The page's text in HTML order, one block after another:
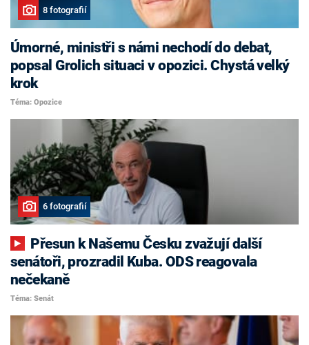
8 fotografií
Úmorné, ministři s námi nechodí do debat,
popsal Grolich situaci v opozici. Chystá velký
krok
Téma: Opozice
6 fotografií
senátoři, prozradil Kuba. ODS reagovala
nečekaně
Téma: Senát